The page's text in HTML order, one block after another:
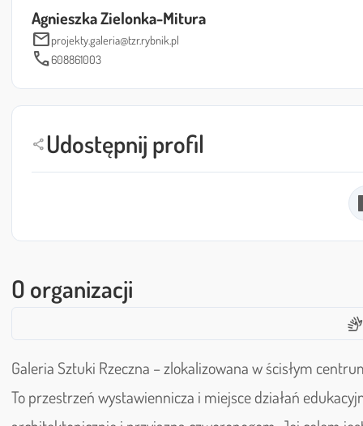
Agnieszka Zielonka-Mitura
mailprojekty.galeria@tzr.rybnik.pl
call608861003
shareUdostępnij profil
O organizacji
sign_language
Galeria Sztuki Rzeczna – zlokalizowana w ścisłym
To przestrzeń wystawiennicza i miejsce działań